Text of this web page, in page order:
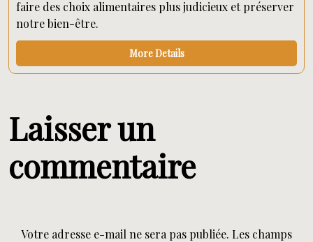
faire des choix alimentaires plus judicieux et préserver
notre bien-être.
More Details
Laisser un
commentaire
Votre adresse e-mail ne sera pas publiée. Les champs